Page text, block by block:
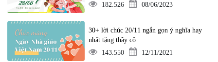
182.526
08/06/2023
30+ lời chúc 20/11 ngắn gọn ý nghĩa hay
nhất tặng thầy cô
143.550
12/11/2021